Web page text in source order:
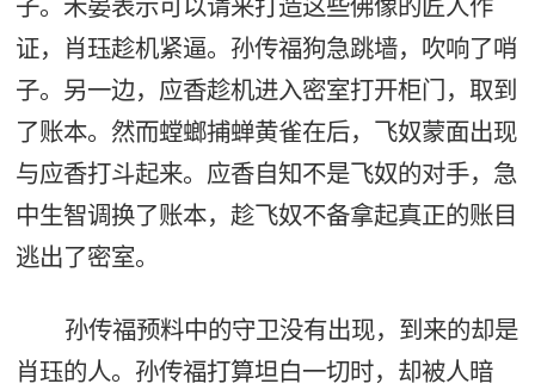
子。禾晏表示可以请来打造这些佛像的匠人作
证，肖珏趁机紧逼。孙传福狗急跳墙，吹响了哨
子。另一边，应香趁机进入密室打开柜门，取到
了账本。然而螳螂捕蝉黄雀在后，飞奴蒙面出现
与应香打斗起来。应香自知不是飞奴的对手，急
中生智调换了账本，趁飞奴不备拿起真正的账目
逃出了密室。
孙传福预料中的守卫没有出现，到来的却是
肖珏的人。孙传福打算坦白一切时，却被人暗